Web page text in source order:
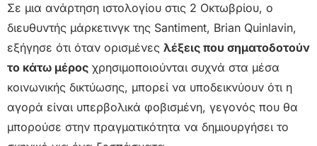
Σε μια ανάρτηση ιστολογίου στις 2 Οκτωβρίου, ο
διευθυντής μάρκετινγκ της Santiment, Brian Quinlavin,
εξήγησε ότι όταν ορισμένες λέξεις που σηματοδοτούν
το κάτω μέρος χρησιμοποιούνται συχνά στα μέσα
κοινωνικής δικτύωσης, μπορεί να υποδεικνύουν ότι η
αγορά είναι υπερβολικά φοβισμένη, γεγονός που θα
μπορούσε στην πραγματικότητα να δημιουργήσει το